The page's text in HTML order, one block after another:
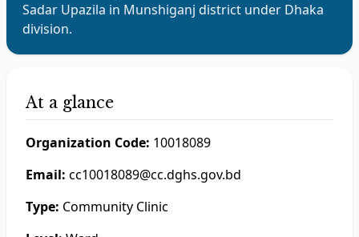
Sadar Upazila in Munshiganj district under Dhaka
division.
At a glance
Organization Code: 10018089
Email: cc10018089@cc.dghs.gov.bd
Type: Community Clinic